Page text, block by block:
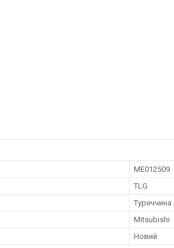
ME012509
TLG
Туреччина
Mitsubishi
Новий